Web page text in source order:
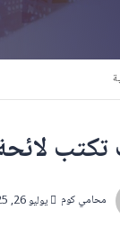
محامي كوم يوليو 26, 2025